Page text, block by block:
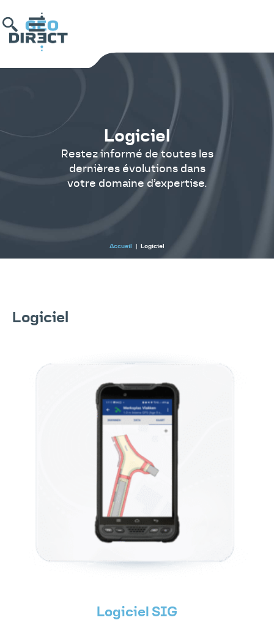
Logiciel
Restez informé de toutes les
dernières évolutions dans
votre domaine d’expertise.
Accueil Logiciel
Logiciel
Logiciel SIG